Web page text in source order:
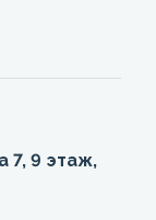
7, 9 этаж,